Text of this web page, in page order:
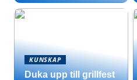
KUNSKAP
Duka upp till grillfest